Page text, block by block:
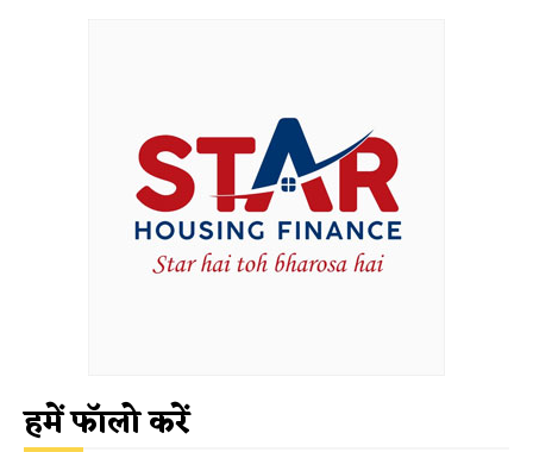
हमें फॉलो करें